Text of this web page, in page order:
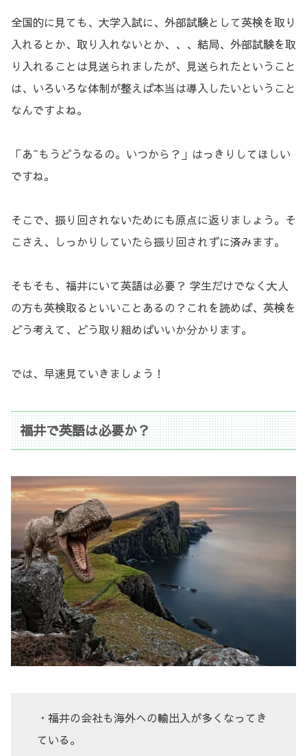
全国的に見ても、大学入試に、外部試験として英検を取り
入れるとか、取り入れないとか、、、結局、外部試験を取
り入れることは見送られましたが、見送られたということ
は、いろいろな体制が整えば本当は導入したいということ
なんですよね。
「あ~もうどうなるの。いつから？」はっきりしてほしい
ですね。
そこで、振り回されないためにも原点に返りましょう。そ
こさえ、しっかりしていたら振り回されずに済みます。
そもそも、福井にいて英語は必要？ 学生だけでなく大人
の方も英検取るといいことあるの？これを読めば、英検を
どう考えて、どう取り組めばいいか分かります。
では、早速見ていきましょう！
福井で英語は必要か？
・福井の会社も海外への輸出入が多くなってき
ている。